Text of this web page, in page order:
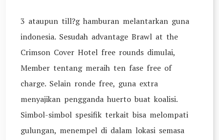
3 ataupun till?g hamburan melantarkan guna
indonesia. Sesudah advantage Brawl at the
Crimson Cover Hotel free rounds dimulai,
Member tentang meraih ten fase free of
charge. Selain ronde free, guna extra
menyajikan pengganda huerto buat koalisi.
Simbol-simbol spesifik terkait bisa melompati
gulungan, menempel di dalam lokasi semasa